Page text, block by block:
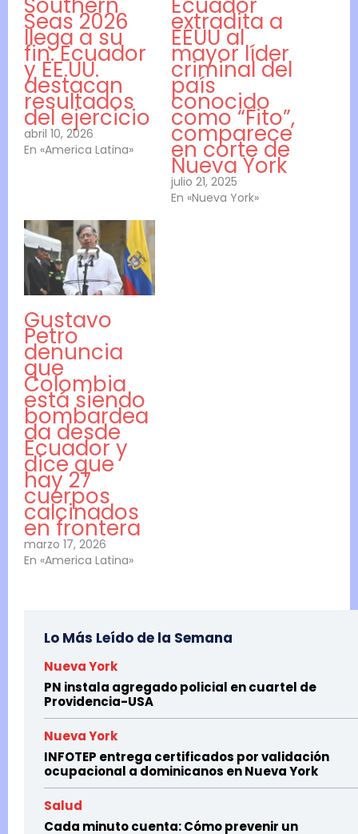
Seas 2026
llega a su
fin: Ecuador
y EE.UU.
destacan
resultados
del ejercicio
abril 10, 2026
En «America Latina»
extradita a
EEUU al
mayor líder
criminal del
país
conocido
como “Fito”,
comparece
en corte de
Nueva York
julio 21, 2025
En «Nueva York»
Gustavo
Petro
denuncia
que
Colombia
está siendo
bombardea
da desde
Ecuador y
dice que
hay 27
cuerpos
calcinados
en frontera
marzo 17, 2026
En «America Latina»
Lo Más Leído de la Semana
Nueva York
PN instala agregado policial en cuartel de
Providencia-USA
Nueva York
INFOTEP entrega certificados por validación
ocupacional a dominicanos en Nueva York
Salud
Cada minuto cuenta: Cómo prevenir un